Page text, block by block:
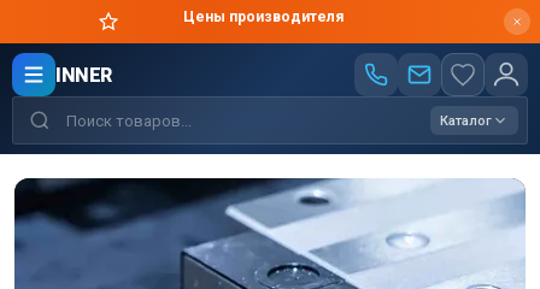
Цены производителя
INNER
Каталог